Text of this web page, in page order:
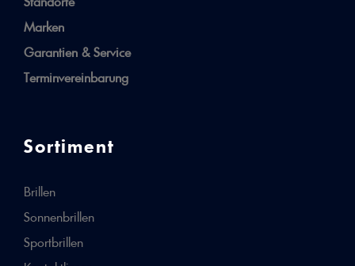
Marken
Garantien & Service
Terminvereinbarung
Sortiment
Brillen
Sonnenbrillen
Sportbrillen